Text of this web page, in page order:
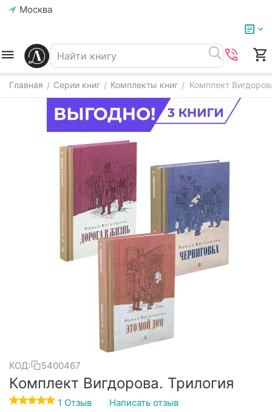
Москва
Главная / Серии книг / Комплекты книг / Комплект
КОД: 5400467
Комплект Вигдорова. Трилогия
1 Отзыв Написать отзыв